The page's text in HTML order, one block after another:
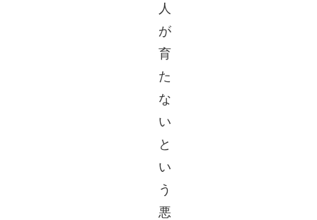
人
が
育
た
な
い
と
い
う
悪